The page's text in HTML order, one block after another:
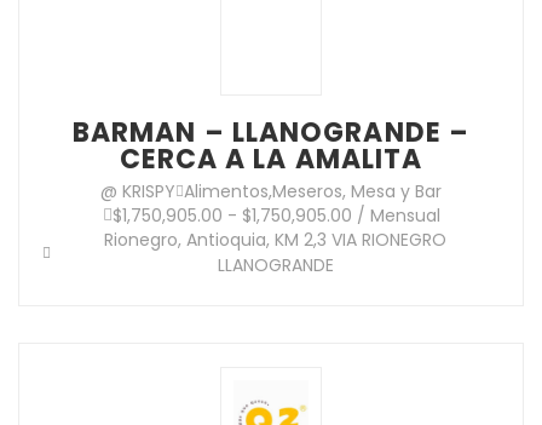
BARMAN – LLANOGRANDE –
CERCA A LA AMALITA
@ KRISPY Alimentos,Meseros, Mesa y Bar
$1,750,905.00 - $1,750,905.00 / Mensual
Rionegro, Antioquia, KM 2,3 VIA RIONEGRO
LLANOGRANDE